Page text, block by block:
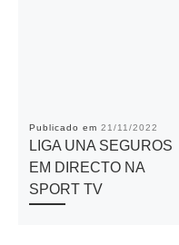
Publicado em 21/11/2022
LIGA UNA SEGUROS
EM DIRECTO NA
SPORT TV